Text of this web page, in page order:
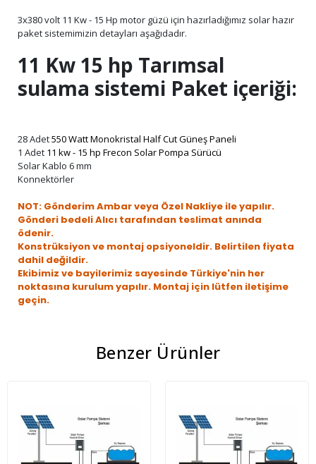
3x380 volt 11 Kw - 15 Hp motor güzü için hazırladığımız solar hazır
paket sistemimizin detayları aşağıdadır.
11 Kw 15 hp Tarımsal
sulama sistemi Paket içeriği:
28 Adet550 Watt Monokristal Half Cut Güneş Paneli
1 Adet 11 kw - 15 hp Frecon Solar Pompa Sürücü
Solar Kablo 6 mm
Konnektörler
NOT: Gönderim Ambar veya Özel Nakliye ile yapılır.
Gönderi bedeli Alıcı tarafından teslimat anında
ödenir.
Konstrüksiyon ve montaj opsiyoneldir. Belirtilen fiyata
dahil değildir.
Ekibimiz ve bayilerimiz sayesinde Türkiye'nin her
noktasına kurulum yapılır. Montaj için lütfen iletişime
geçin.
Benzer Ürünler